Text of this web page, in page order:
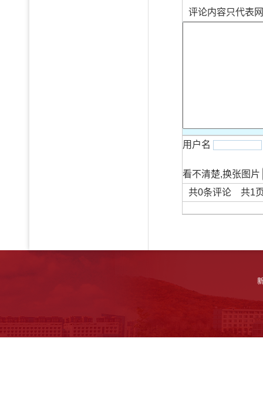
评论内容只代表
用户名
看不清楚,换张图片
共0条评论 共1